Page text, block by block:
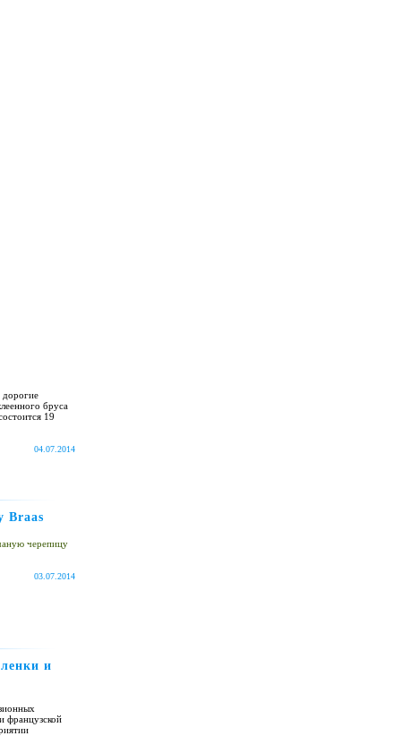
бруса
19
04.07.2014
Braas
черепицу
03.07.2014
и
французской